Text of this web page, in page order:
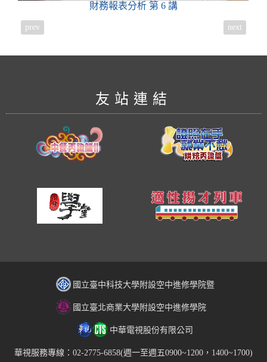
財務報表分析 第 6 講
prev next
友站連結
國立臺中科技大學附設空中進修學院暨
國立臺北商業大學附設空中進修學院
中華電視股份有限公司
華視服務專線：02-2775-6858(週一至週五0900~1200，1400~1700)